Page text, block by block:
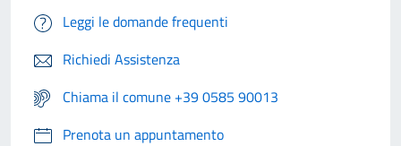
Leggi le domande frequenti
Richiedi Assistenza
Chiama il comune +39 0585 90013
Prenota un appuntamento